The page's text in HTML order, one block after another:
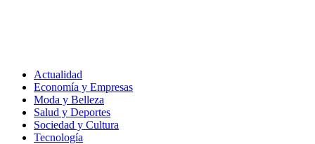
Actualidad
Economía y Empresas
Moda y Belleza
Salud y Deportes
Sociedad y Cultura
Tecnología